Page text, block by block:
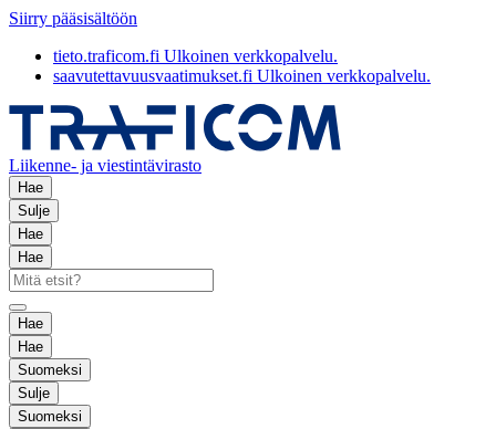
Siirry pääsisältöön
tieto.traficom.fi Ulkoinen verkkopalvelu.
saavutettavuusvaatimukset.fi Ulkoinen verkkopalvelu.
Liikenne- ja viestintävirasto
Hae
Sulje
Hae
Hae
Hae
Hae
Suomeksi
Sulje
Suomeksi